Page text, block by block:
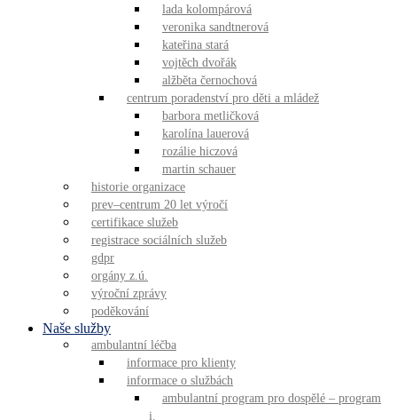
lada kolompárová
veronika sandtnerová
kateřina stará
vojtěch dvořák
alžběta černochová
centrum poradenství pro děti a mládež
barbora metličková
karolína lauerová
rozálie hiczová
martin schauer
historie organizace
prev–centrum 20 let výročí
certifikace služeb
registrace sociálních služeb
gdpr
orgány z.ú.
výroční zprávy
poděkování
Naše služby
ambulantní léčba
informace pro klienty
informace o službách
ambulantní program pro dospělé – program
i.